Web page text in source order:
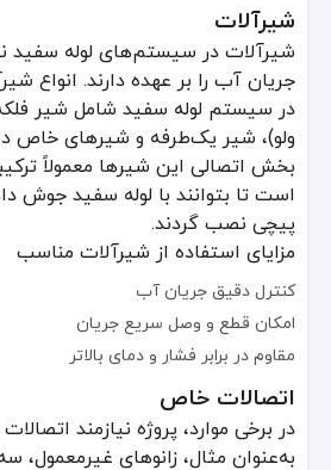
شیرآلات
شیرآلات در سیستم‌های لوله سفید
جریان آب را بر عهده دارند. انواع
در سیستم لوله سفید شامل شیر
ولو)، شیر یک‌طرفه و شیرهای
بخش اتصالی این شیرها معمولاً
است تا بتوانند با لوله سفید جوش
پیچی نصب گردند.
مزایای استفاده از شیرآلات مناسب
کنترل دقیق جریان آب
امکان قطع و وصل سریع جریان
مقاوم در برابر فشار و دمای بالاتر
اتصالات خاص
در برخی موارد، پروژه نیازمند
به‌عنوان مثال، زانوهای غیرمعمول،